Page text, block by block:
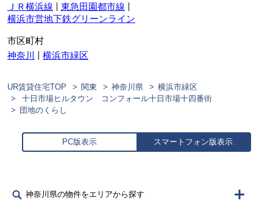
ＪＲ横浜線
東急田園都市線
横浜市営地下鉄グリーンライン
市区町村
神奈川
横浜市緑区
UR賃貸住宅TOP 関東 神奈川県
横浜市緑区
十日市場ヒルタウン コンフォール十日市場十四番街
団地のくらし
PC版表示 スマートフォン版表示
神奈川県の物件をエリアから探す